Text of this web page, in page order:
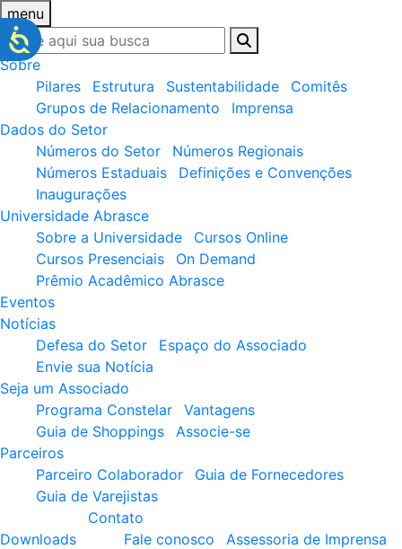
menu
Sobre
Pilares
Estrutura Sustentabilidade
Comitês
Grupos de Relacionamento
Imprensa
Dados do Setor
Números do Setor
Números Regionais
Números Estaduais
Definições e Convenções
Inaugurações
Universidade Abrasce
Sobre a Universidade
Cursos Online
Cursos Presenciais
On Demand
Prêmio Acadêmico Abrasce
Eventos
Notícias
Defesa do Setor
Espaço do Associado
Envie sua Notícia
Seja um Associado
Programa Constelar
Vantagens
Guia de Shoppings
Associe-se
Parceiros
Parceiro Colaborador
Guia de Fornecedores
Guia de Varejistas
Downloads
Contato
Fale conosco
Assessoria de Imprensa